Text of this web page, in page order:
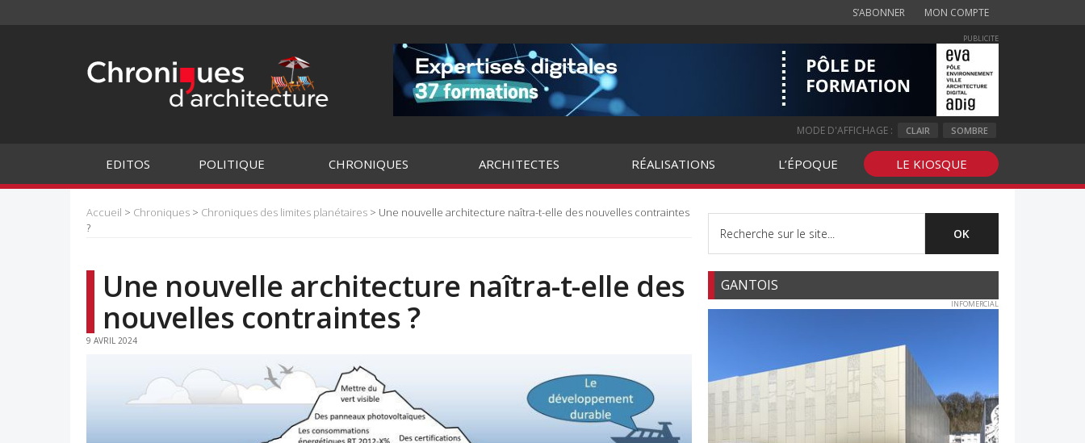
S’ABONNER MON COMPTE
PUBLICITE
MODE D'AFFICHAGE : CLAIR SOMBRE
EDITOS POLITIQUE CHRONIQUES ARCHITECTES RÉALISATIONS L’ÉPOQUE LE KIOSQUE
Accueil > Chroniques > Chroniques des limites planétaires > Une nouvelle architecture naîtra-t-elle des nouvelles contraintes
?
Une nouvelle architecture naîtra-t-elle des
nouvelles contraintes ?
9 AVRIL 2024
GANTOIS
INFOMERCIAL